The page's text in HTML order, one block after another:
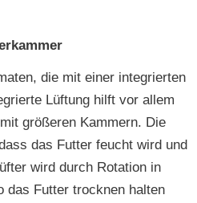
die mit einer integrierten
Lüftung hilft vor allem
größeren Kammern. Die
das Futter feucht wird und
wird durch Rotation in
das Futter trocknen halten